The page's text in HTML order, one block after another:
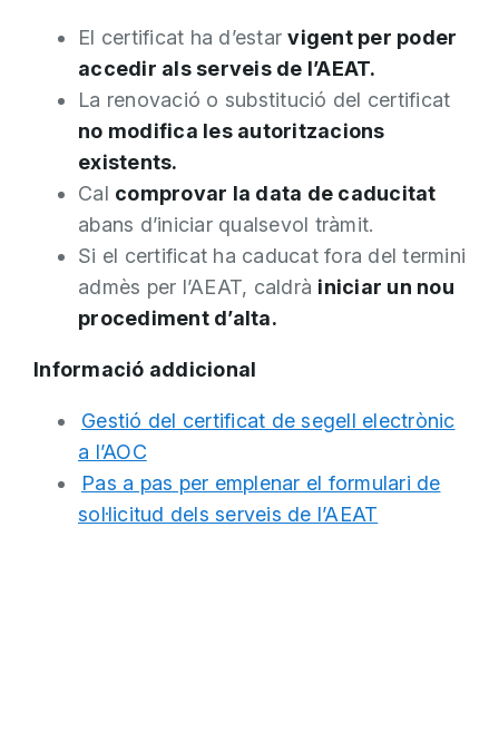
El certificat ha d’estarvigent per poder
accedir als serveis de l’AEAT.
La renovació o substitució del certificat
no modifica les autoritzacions
existents.
Cal comprovar la data de caducitat
abans d’iniciar qualsevol tràmit.
Si el certificat ha caducat fora del termini
admès per l’AEAT, caldrà iniciar un nou
procediment d’alta.
Informació addicional
Gestió del certificat de segell electrònic
a l’AOC
Pas a pas per emplenar el formulari de
sol·licitud dels serveis de l’AEAT